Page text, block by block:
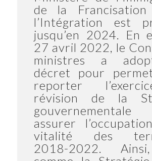
de la
l’Intégration est
jusqu’en 2024. En
27 avril 2022, le
ministres a
décret pour
reporter
révision de la
assurer
vitalité des
2018-2022.